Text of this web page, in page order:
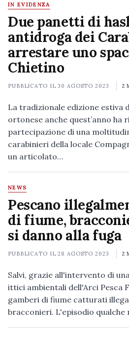
IN EVIDENZA
Due panetti di
antidroga dei
arrestare uno
Chietino
PUBBLICATO IL30 AGOSTO 2023 2
La tradizionale edizione estiva
ortonese anche quest’anno ha
partecipazione di una
carabinieri della locale
un articolato…
NEWS
Pescano
di fiume,
si danno alla fuga
PUBBLICATO IL28 AGOSTO 2023 2
Salvi, grazie all'intervento di
ittici ambientali dell'Arci Pesca
gamberi di fiume catturati
bracconieri. L'episodio